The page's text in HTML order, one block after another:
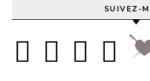
SUIVEZ-